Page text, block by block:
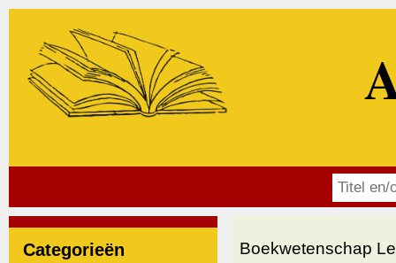
Categorieën Boekwetenschap